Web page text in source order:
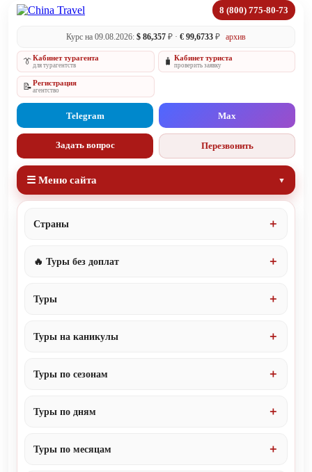
8 (800) 775-80-73
Курс на 09.08.2026: $ 86,357 ₽ · € 99,6733 ₽ архив
👔Кабинет турагента
для турагентств 🧳 Кабинет туриста
проверить заявку
📝Регистрация
агентство
Telegram Max
Задать вопрос Перезвонить
☰ Меню сайта
Страны
🔥 Туры без доплат
Туры
Туры на каникулы
Туры по сезонам
Туры по дням
Туры по месяцам